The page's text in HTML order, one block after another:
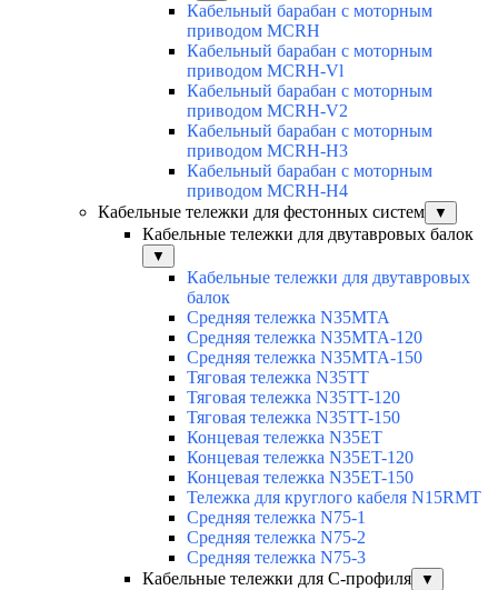
Кабельный барабан с моторным
приводом MCRH
Кабельный барабан с моторным
приводом MCRH-Vl
Кабельный барабан с моторным
приводом MCRH-V2
Кабельный барабан с моторным
приводом MCRH-H3
Кабельный барабан с моторным
приводом MCRH-H4
Кабельные тележки для фестонных систем
▼
Кабельные тележки для двутавровых балок
▼
Кабельные тележки для двутавровых
балок
Средняя тележка N35MTA
Средняя тележка N35MTA-120
Средняя тележка N35MTA-150
Тяговая тележка N35TT
Тяговая тележка N35TT-120
Тяговая тележка N35TT-150
Концевая тележка N35ET
Концевая тележка N35ET-120
Концевая тележка N35ET-150
Тележка для круглого кабеля N15RMT
Средняя тележка N75-1
Средняя тележка N75-2
Средняя тележка N75-3
Кабельные тележки для С-профиля
▼